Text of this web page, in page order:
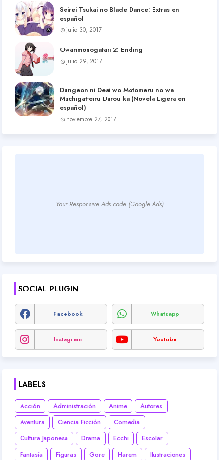
Seirei Tsukai no Blade Dance: Extras en
español
julio 30, 2017
Owarimonogatari 2: Ending
julio 29, 2017
Dungeon ni Deai wo Motomeru no wa
Machigatteiru Darou ka (Novela Ligera en
español)
noviembre 27, 2017
Your Responsive Ads code (Google Ads)
SOCIAL PLUGIN
Facebook Whatsapp
Instagram Youtube
LABELS
Acción Administración Anime
Autores
Aventura
Ciencia Ficción
Comedia
Cultura Japonesa
Drama Ecchi
Escolar
Fantasía
Figuras Gore Harem
Ilustraciones